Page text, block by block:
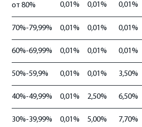
от 80% 0,01% 0,01% 0,01%
70%-79,99% 0,01% 0,01% 0,01%
60%-69,99% 0,01% 0,01% 0,01%
50%-59,9% 0,01% 0,01% 3,50%
40%-49,99% 0,01% 2,50% 6,50%
30%-39,99% 0,01% 5,00% 7,70%